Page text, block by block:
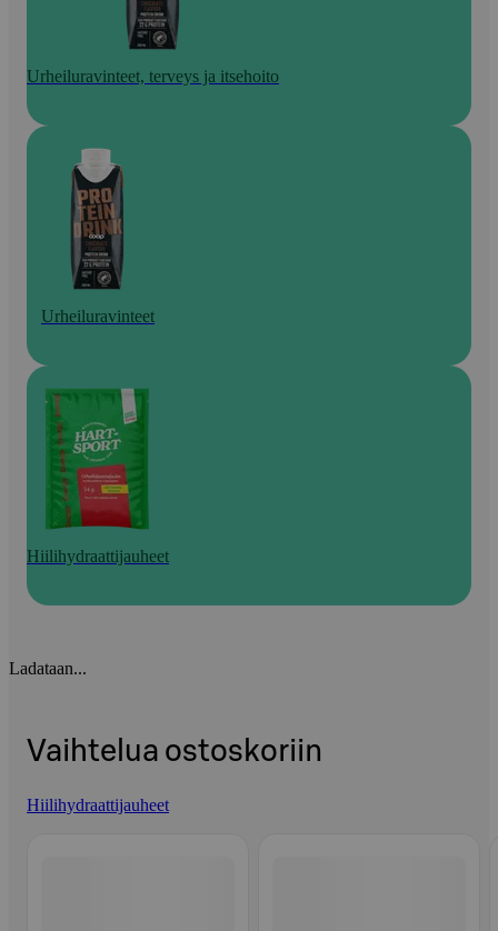
Urheiluravinteet, terveys ja itsehoito
Urheiluravinteet
Hiilihydraattijauheet
Ladataan...
Vaihtelua ostoskoriin
Hiilihydraattijauheet